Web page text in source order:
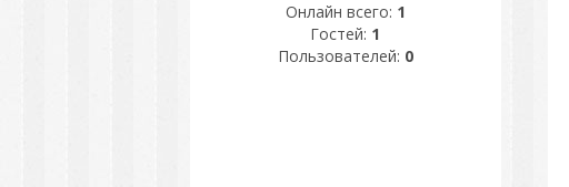
Онлайн всего: 1
Гостей: 1
Пользователей: 0